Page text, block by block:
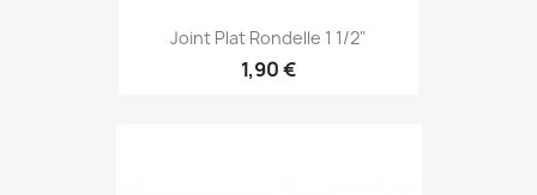
Joint Plat Rondelle 1 1/2"
1,90 €